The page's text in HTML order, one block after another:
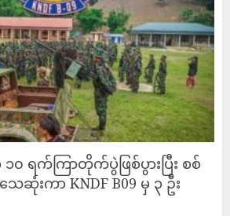
၀ ရက်ကြာတိုက်ပွဲဖြစ်ပွားပြီး စစ်
ဆုံးကာ KNDF B09 မှ ၃ ဦး